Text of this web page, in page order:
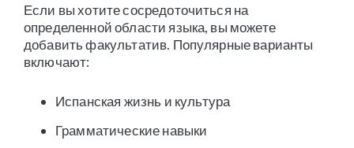
Если вы хотите сосредоточиться на
определенной области языка, вы можете
добавить факультатив. Популярные варианты
включают:
Испанская жизнь и культура
Грамматические навыки